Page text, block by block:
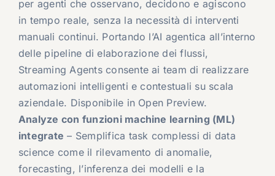
per agenti che osservano, decidono e agiscono
in tempo reale, senza la necessità di interventi
manuali continui. Portando l’AI agentica all’interno
delle pipeline di elaborazione dei flussi,
Streaming Agents consente ai team di realizzare
automazioni intelligenti e contestuali su scala
aziendale. Disponibile in Open Preview.
Analyze con funzioni machine learning (ML)
integrate – Semplifica task complessi di data
science come il rilevamento di anomalie,
forecasting, l’inferenza dei modelli e la